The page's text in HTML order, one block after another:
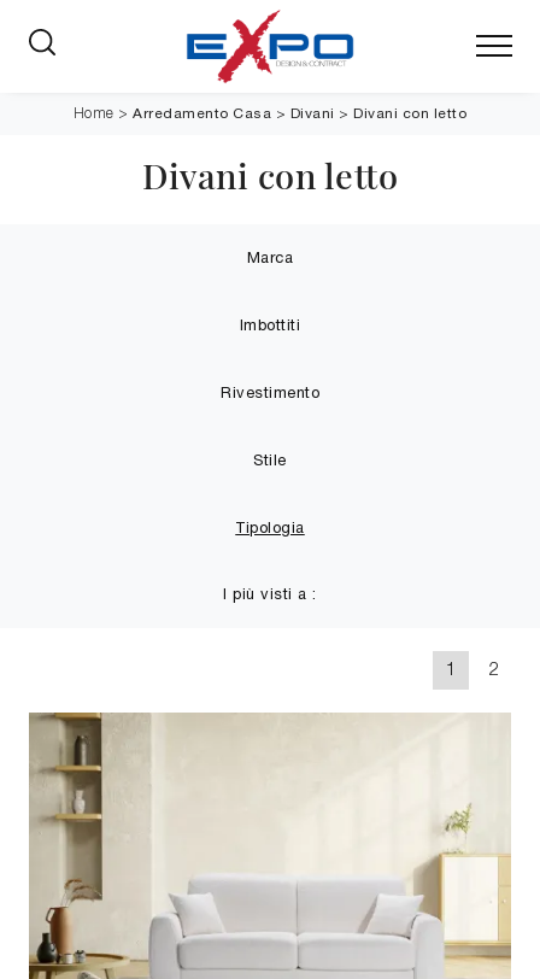
Home >Arredamento Casa > Divani >Divani con letto
Divani con letto
Marca
Imbottiti
Rivestimento
Stile
Tipologia
I più visti a :
1 2